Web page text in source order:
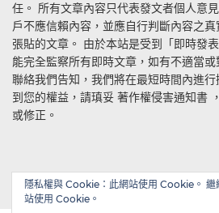
任。 所有文章內容只代表發文者個人意
戶不應信賴內容，並應自行判斷內容之
張貼的文章。 由於本站是受到「即時發
能完全監察所有即時文章，如有不適當
聯絡我們告知，我們將在最短時間內進
到您的權益，請瑱妥 著作權侵害通知書
或修正。
隱私權與 Cookie：此網站使用 Cookie。 繼
站使用 Cookie。